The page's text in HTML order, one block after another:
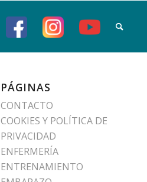
PÁGINAS
CONTACTO
COOKIES Y POLÍTICA DE
PRIVACIDAD
ENFERMERÍA
ENTRENAMIENTO